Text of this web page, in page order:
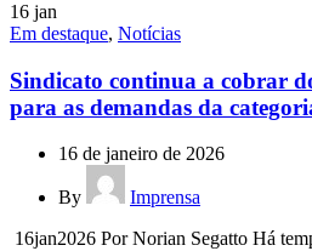
16 jan
Em destaque, Notícias
Sindicato continua a cobrar
para as demandas da
16 de janeiro de 2026
By
Imprensa
16jan2026 Por Norian Segatto Há